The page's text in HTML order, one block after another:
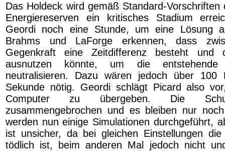
Das Holdeck wird gemäß Standard-Vorschriften
Energiereserven ein kritisches Stadium
Geordi noch eine Stunde, um eine Lösung
Brahms und LaForge erkennen, dass
Gegenkraft eine Zeitdifferenz besteht und
ausnutzen könnte, um die
neutralisieren. Dazu wären jedoch über 100
Sekunde nötig. Geordi schlägt Picard also
Computer zu übergeben. Die
zusammengebrochen und es bleiben nur
werden nun einige Simulationen durchgeführt,
ist unsicher, da bei gleichen Einstellungen die
tödlich ist, beim anderen Mal jedoch nicht